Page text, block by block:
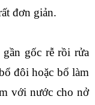
đơn giản.
gốc rễ rồi rửa
đôi hoặc bổ làm
với nước cho nở